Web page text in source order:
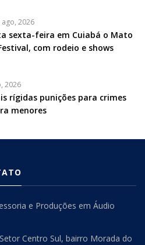
ago, 2026
sexta-feira em Cuiabá o Mato
com rodeio e shows
2026
rígidas punições para crimes
menores
e Produções em Áudio
Centro Sul, bairro Morada do